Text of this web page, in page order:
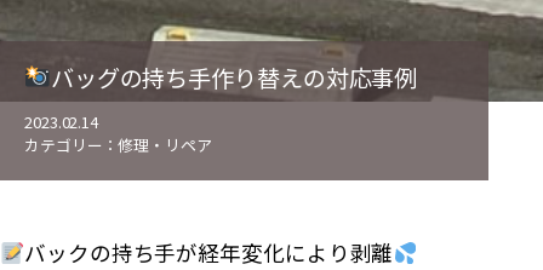
バッグの持ち手作り替えの対応事例
2023.02.14
カテゴリー：修理・リペア
バックの持ち手が経年変化により剥離